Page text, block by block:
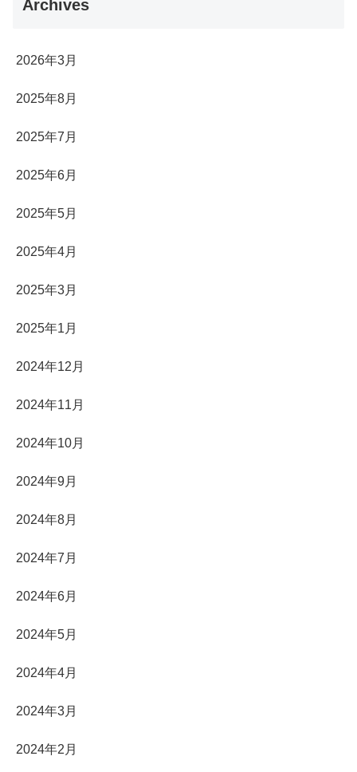
Archives
2026年3月
2025年8月
2025年7月
2025年6月
2025年5月
2025年4月
2025年3月
2025年1月
2024年12月
2024年11月
2024年10月
2024年9月
2024年8月
2024年7月
2024年6月
2024年5月
2024年4月
2024年3月
2024年2月